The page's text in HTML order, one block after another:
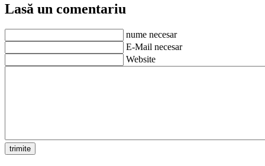
Lasă un comentariu
nume necesar
E-Mail necesar
Website